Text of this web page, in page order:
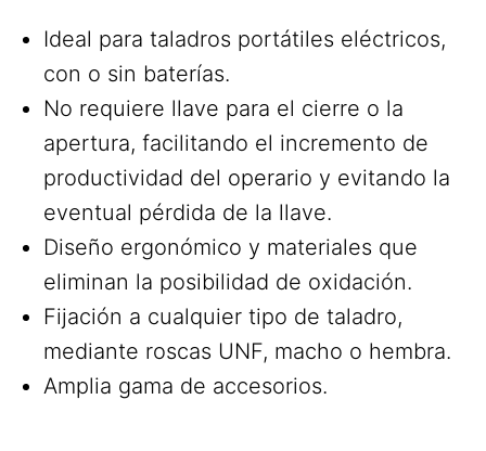
Ideal para taladros portátiles eléctricos,
con o sin baterías.
No requiere llave para el cierre o la
apertura, facilitando el incremento de
productividad del operario y evitando la
eventual pérdida de la llave.
Diseño ergonómico y materiales que
eliminan la posibilidad de oxidación.
Fijación a cualquier tipo de taladro,
mediante roscas UNF, macho o hembra.
Amplia gama de accesorios.